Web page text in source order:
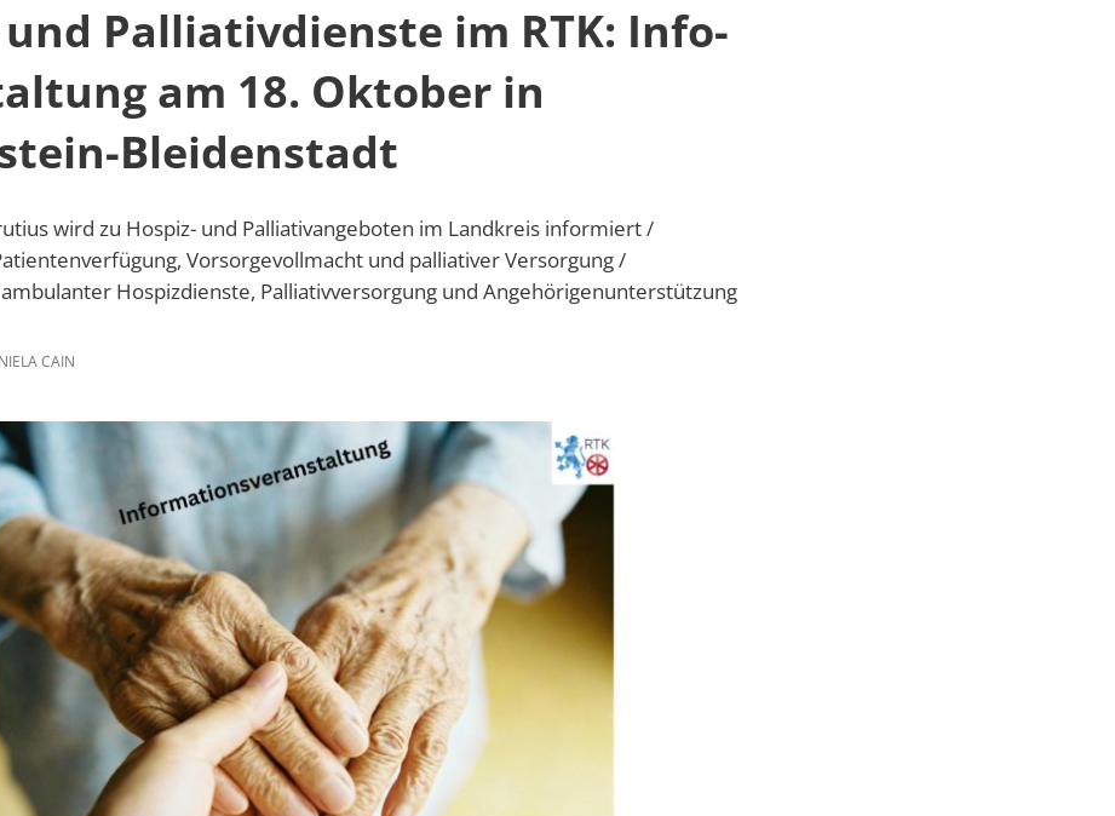
und Palliativdienste im RTK: Info-
am 18. Oktober in
Bleidenstadt
wird zu Hospiz- und Palliativangeboten im Landkreis informiert /
Vorsorgevollmacht und palliativer Versorgung /
Hospizdienste, Palliativversorgung und Angehörigenunterstützung
CAIN